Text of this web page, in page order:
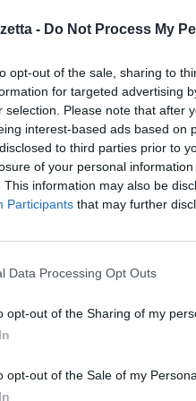
- Do Not Process My
opt-out of the sale, sharing to
for targeted advertising
selection. Please note that after
interest-based ads based on
to third parties prior to
of your personal
This information may also be
Participants that may further
Data Processing Opt Outs
opt-out of the Sharing of my
opt-out of the Sale of my
approdato in Italia nel 2019,
ambientale, espressione
vendite di dispositivi
che sono al
di quasi 4 milioni di kg di
di kg di rifiuti elettronici sul
quello diagire in maniera
possibile l’impatto
quasi
effettuati in Italianei paesi
e Haiti, in
nel corso dello scorso
ha dato vita a una foresta